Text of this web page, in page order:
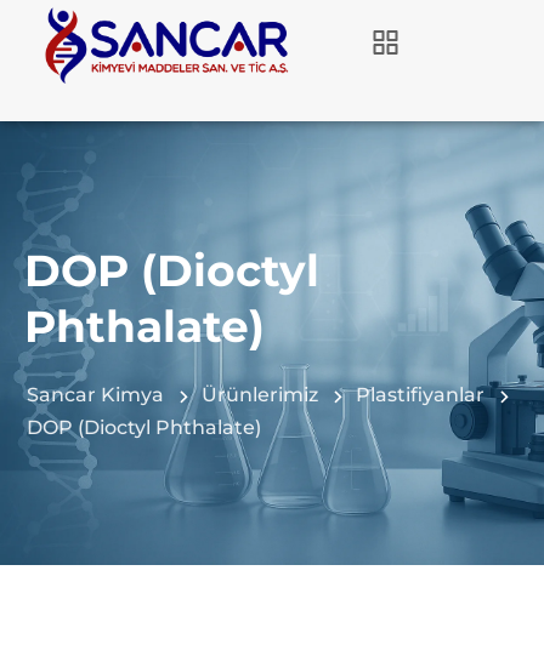
DOP (Dioctyl
Phthalate)
Sancar Kimya Ürünlerimiz
Plastifiyanlar
DOP (Dioctyl Phthalate)